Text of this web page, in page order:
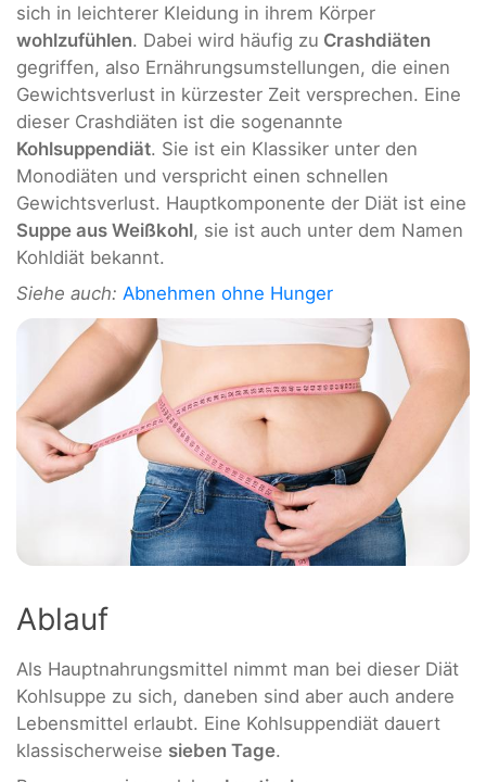
sich in leichterer Kleidung in ihrem Körper
wohlzufühlen. Dabei wird häufig zu Crashdiäten
gegriffen, also Ernährungsumstellungen, die einen
Gewichtsverlust in kürzester Zeit versprechen. Eine
dieser Crashdiäten ist die sogenannte
Kohlsuppendiät. Sie ist ein Klassiker unter den
Monodiäten und verspricht einen schnellen
Gewichtsverlust. Hauptkomponente der Diät ist eine
Suppe aus Weißkohl, sie ist auch unter dem Namen
Kohldiät bekannt.
Siehe auch: Abnehmen ohne Hunger
Ablauf
Als Hauptnahrungsmittel nimmt man bei dieser Diät
Kohlsuppe zu sich, daneben sind aber auch andere
Lebensmittel erlaubt. Eine Kohlsuppendiät dauert
klassischerweise sieben Tage.